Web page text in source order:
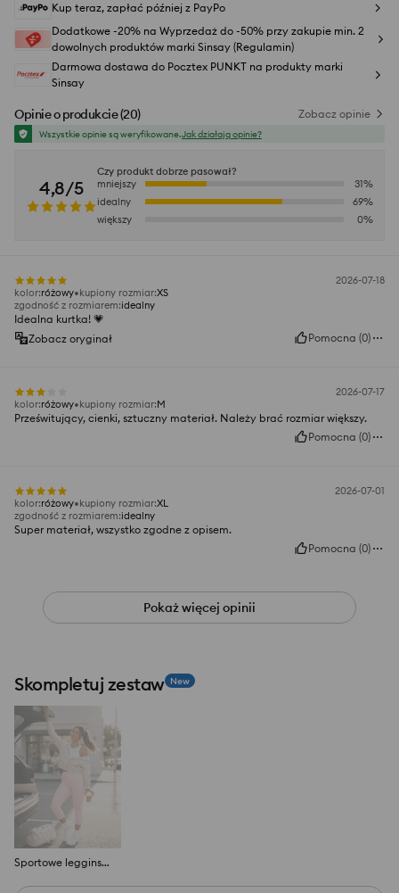
Kup teraz, zapłać później z PayPo
Dodatkowe -20% na Wyprzedaż do -50% przy zakupie min. 2
dowolnych produktów marki Sinsay (Regulamin)
Darmowa dostawa do Pocztex PUNKT na produkty marki
Sinsay
Opinie o produkcie(20) Zobacz opinie
Wszystkie opinie są weryfikowane.Jak działają opinie?
4,8/5
Czy produkt dobrze pasował?
mniejszy
31%
idealny
69%
większy
0%
2026-07-18
kolor:różowy kupiony rozmiar:XS
zgodność z rozmiarem:idealny
Idealna kurtka! 💗
Zobacz oryginał
Pomocna (0)
2026-07-17
kolor:różowy kupiony rozmiar:M
Prześwitujący, cienki, sztuczny materiał. Należy brać rozmiar większy.
Pomocna (0)
2026-07-01
kolor:różowy kupiony rozmiar:XL
zgodność z rozmiarem:idealny
Super materiał, wszystko zgodne z opisem.
Pomocna (0)
Pokaż więcej opinii
Skompletuj zestaw New
Sportowe legginsy capri Gym Hard